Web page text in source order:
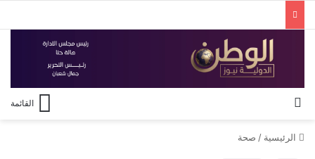
القائمة
الرئيسية / صحة